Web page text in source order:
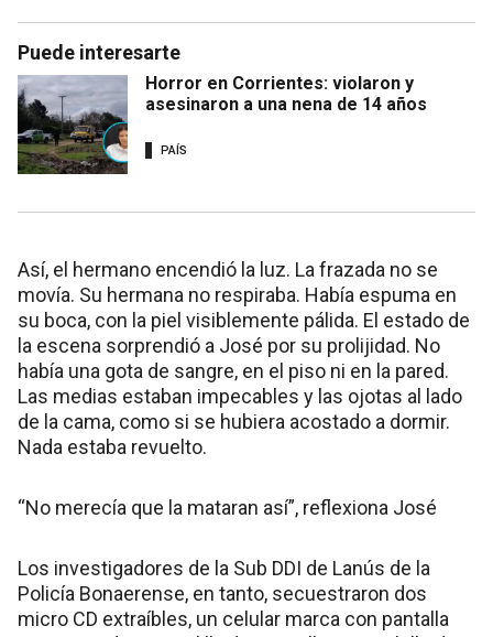
Puede interesarte
Horror en Corrientes: violaron y
asesinaron a una nena de 14 años
PAÍS
Así, el hermano encendió la luz. La frazada no se
movía. Su hermana no respiraba. Había espuma en
su boca, con la piel visiblemente pálida. El estado de
la escena sorprendió a José por su prolijidad. No
había una gota de sangre, en el piso ni en la pared.
Las medias estaban impecables y las ojotas al lado
de la cama, como si se hubiera acostado a dormir.
Nada estaba revuelto.
“No merecía que la mataran así”, reflexiona José
Los investigadores de la Sub DDI de Lanús de la
Policía Bonaerense, en tanto, secuestraron dos
micro CD extraíbles, un celular marca con pantalla